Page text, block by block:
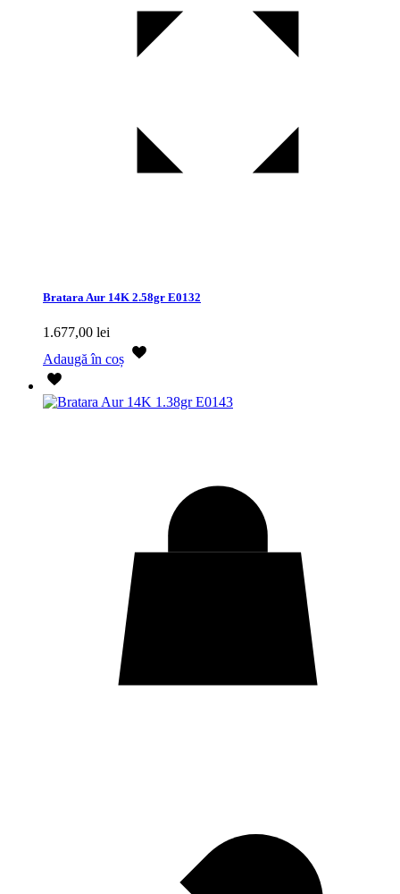
Bratara Aur 14K 2.58gr E0132
1.677,00 lei
Adaugă în coș